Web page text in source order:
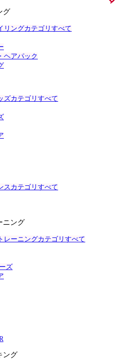
グ
リングカテゴリすべて
ヘアパック
ズカテゴリすべて
スカテゴリすべて
ニング
レーニングカテゴリすべて
ズ
ング